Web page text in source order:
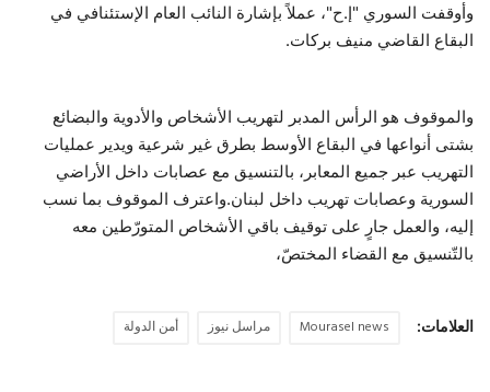
رياضة
حياة
وأوقفت السوري "إ.ح"، عملاً بإشارة النائب العام الإستئنافي في
البقاع القاضي منيف بركات.
والموقوف هو الرأس المدبر لتهريب الأشخاص والأدوية والبضائع
بشتى أنواعها في البقاع الأوسط بطرق غير شرعية ويدير عمليات
التهريب عبر جميع المعابر، بالتنسيق مع عصابات داخل الأراضي
السورية وعصابات تهريب داخل لبنان.واعترف الموقوف بما نسب
إليه، والعمل جارٍ على توقيف باقي الأشخاص المتورّطين معه
بالتّنسيق مع القضاء المختصّ،
العلامات: Mourasel news مراسل نيوز أمن الدولة